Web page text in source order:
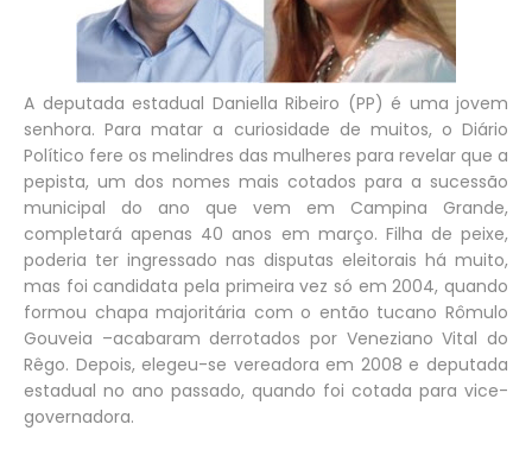
A deputada estadual Daniella Ribeiro (PP) é uma jovem
senhora. Para matar a curiosidade de muitos, o Diário
Político fere os melindres das mulheres para revelar que a
pepista, um dos nomes mais cotados para a sucessão
municipal do ano que vem em Campina Grande,
completará apenas 40 anos em março. Filha de peixe,
poderia ter ingressado nas disputas eleitorais há muito,
mas foi candidata pela primeira vez só em 2004, quando
formou chapa majoritária com o então tucano Rômulo
Gouveia –acabaram derrotados por Veneziano Vital do
Rêgo. Depois, elegeu-se vereadora em 2008 e deputada
estadual no ano passado, quando foi cotada para vice-
governadora.